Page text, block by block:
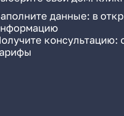
данные: в
консультацию: